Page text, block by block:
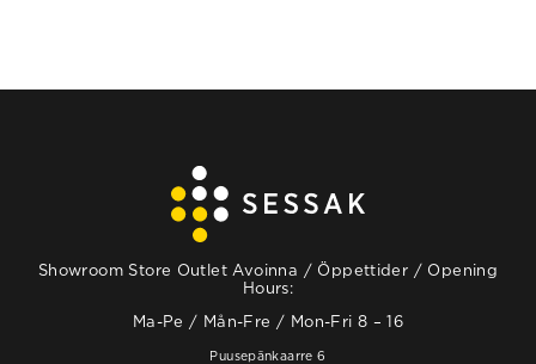
Showroom Store Outlet Avoinna / Öppettider / Opening
Hours:
Ma-Pe / Mån-Fre / Mon-Fri 8 – 16
Puusepänkaarre 6